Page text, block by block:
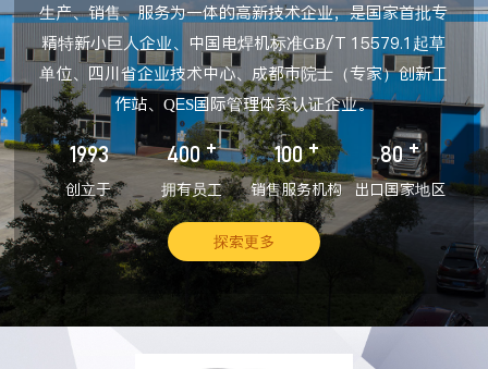
生产、销售、服务为一体的高新技术企业，是国家首批专
精特新小巨人企业、中国电焊机标准GB/T 15579.1起草
单位、四川省企业技术中心、成都市院士（专家）创新工
作站、QES国际管理体系认证企业。
1993
创立于
400 +
拥有员工
100 +
销售服务机构
80 +
出口国家地区
探索更多